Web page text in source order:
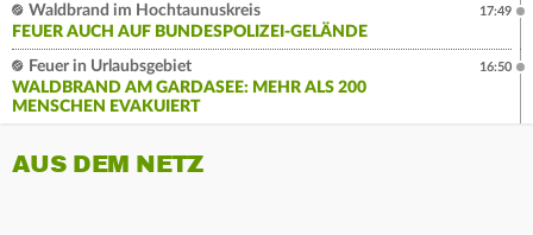
Waldbrand im Hochtaunuskreis
FEUER AUCH AUF BUNDESPOLIZEI-GELÄNDE
17:49
Feuer in Urlaubsgebiet
WALDBRAND AM GARDASEE: MEHR ALS 200
MENSCHEN EVAKUIERT
16:50
AUS DEM NETZ